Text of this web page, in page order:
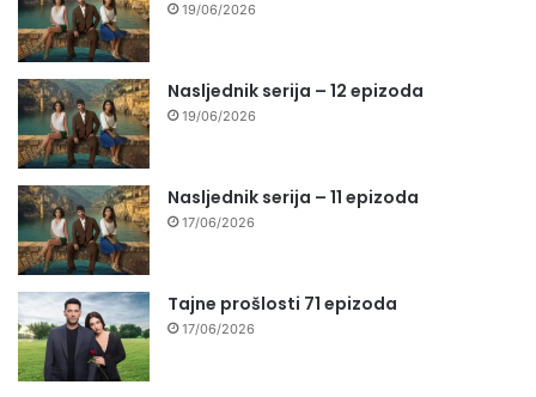
19/06/2026
Nasljednik serija – 12 epizoda
19/06/2026
Nasljednik serija – 11 epizoda
17/06/2026
Tajne prošlosti 71 epizoda
17/06/2026